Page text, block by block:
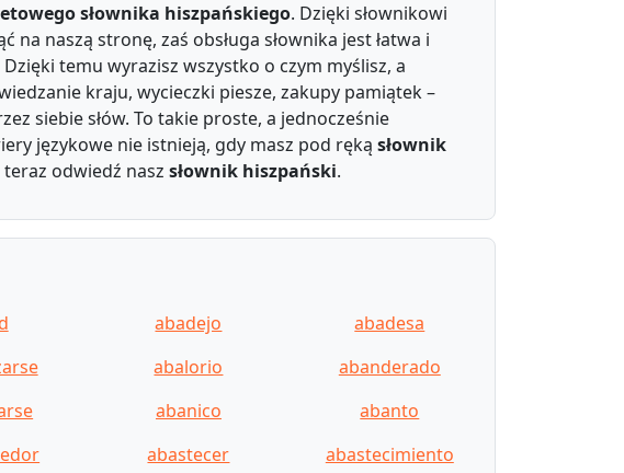
słownika hiszpańskiego. Dzięki słownikowi
naszą stronę, zaś obsługa słownika jest łatwa i
temu wyrazisz wszystko o czym myślisz, a
kraju, wycieczki piesze, zakupy pamiątek –
siebie słów. To takie proste, a jednocześnie
językowe nie istnieją, gdy masz pod ręką słownik
odwiedź nasz słownik hiszpański.
abadejo
abadesa
abalorio
abanderado
abanico
abanto
abastecer
abastecimiento